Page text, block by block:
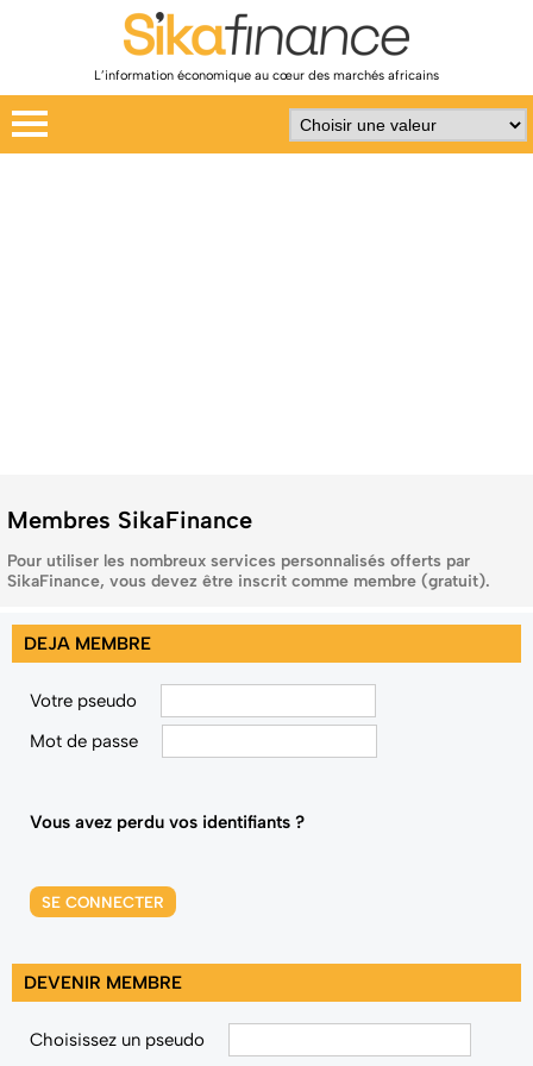
L’information économique au cœur des marchés africains
Membres SikaFinance
Pour utiliser les nombreux services personnalisés offerts par
SikaFinance, vous devez être inscrit comme membre (gratuit).
DEJA MEMBRE
Votre pseudo
Mot de passe
Vous avez perdu vos identifiants ?
SE CONNECTER
DEVENIR MEMBRE
Choisissez un pseudo